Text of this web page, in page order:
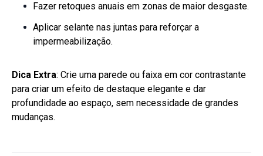
Fazer retoques anuais em zonas de maior desgaste.
Aplicar selante nas juntas para reforçar a
impermeabilização.
Dica Extra: Crie uma parede ou faixa em cor contrastante
para criar um efeito de destaque elegante e dar
profundidade ao espaço, sem necessidade de grandes
mudanças.